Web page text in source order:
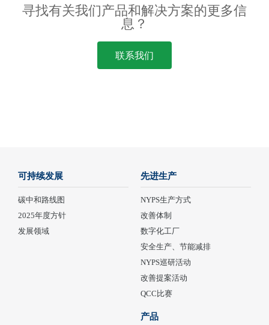
寻找有关我们产品和解决方案的更多信
息？
联系我们
可持续发展
碳中和路线图
2025年度方针
发展领域
先进生产
NYPS生产方式
改善体制
数字化工厂
安全生产、节能减排
NYPS巡研活动
改善提案活动
QCC比赛
产品